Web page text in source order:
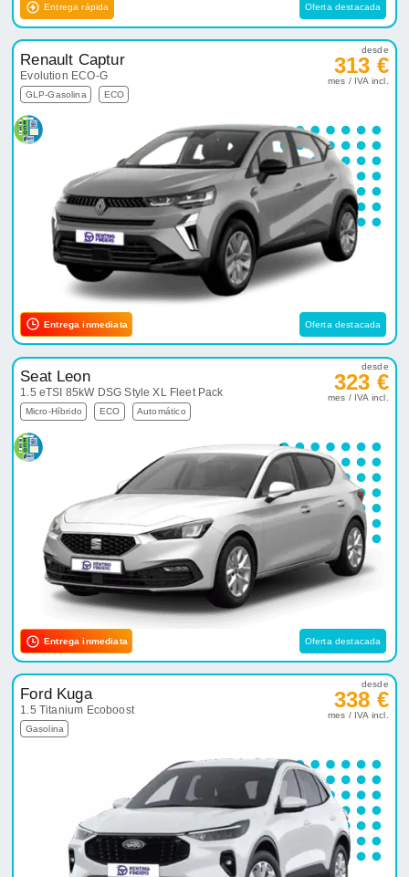
Entrega rápida Oferta destacada
Renault Captur
Evolution ECO-G
GLP-Gasolina ECO
desde
313 €
mes / IVA incl.
Entrega inmediata Oferta destacada
Seat Leon
1.5 eTSI 85kW DSG Style XL Fleet Pack
Micro-Híbrido ECO Automático
desde
323 €
mes / IVA incl.
Entrega inmediata Oferta destacada
Ford Kuga
1.5 Titanium Ecoboost
Gasolina
desde
338 €
mes / IVA incl.